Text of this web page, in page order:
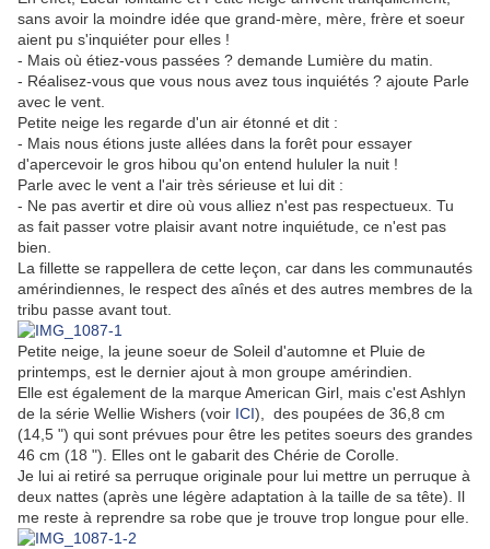
sans avoir la moindre idée que grand-mère, mère, frère et soeur
aient pu s'inquiéter pour elles !
- Mais où étiez-vous passées ? demande Lumière du matin.
- Réalisez-vous que vous nous avez tous inquiétés ? ajoute Parle
avec le vent.
Petite neige les regarde d'un air étonné et dit :
- Mais nous étions juste allées dans la forêt pour essayer
d'apercevoir le gros hibou qu'on entend hululer la nuit !
Parle avec le vent a l'air très sérieuse et lui dit :
- Ne pas avertir et dire où vous alliez n'est pas respectueux. Tu
as fait passer votre plaisir avant notre inquiétude, ce n'est pas
bien.
La fillette se rappellera de cette leçon, car dans les communautés
amérindiennes, le respect des aînés et des autres membres de la
tribu passe avant tout.
Petite neige, la jeune soeur de Soleil d'automne et Pluie de
printemps, est le dernier ajout à mon groupe amérindien.
Elle est également de la marque American Girl, mais c'est Ashlyn
de la série Wellie Wishers (voir ICI), des poupées de 36,8 cm
(14,5 ") qui sont prévues pour être les petites soeurs des grandes
46 cm (18 "). Elles ont le gabarit des Chérie de Corolle.
Je lui ai retiré sa perruque originale pour lui mettre un perruque à
deux nattes (après une légère adaptation à la taille de sa tête). Il
me reste à reprendre sa robe que je trouve trop longue pour elle.